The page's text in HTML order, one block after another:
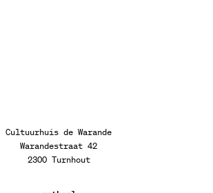
Cultuurhuis de Warande
Warandestraat 42
2300 Turnhout